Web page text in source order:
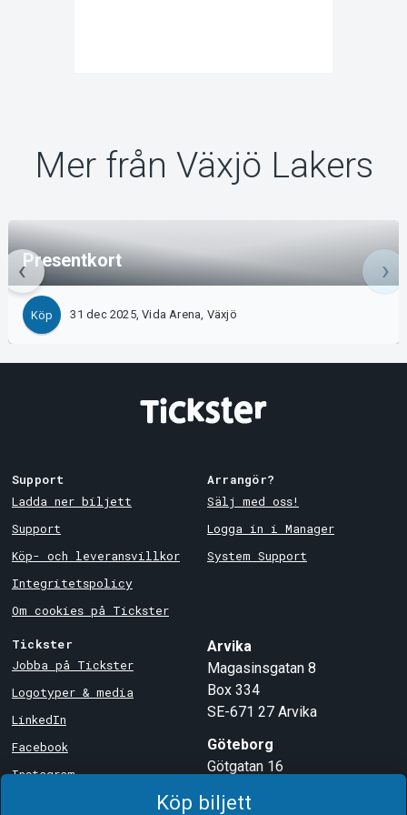
Köp biljett
Mer från Växjö Lakers
Presentkort
Köp 31 dec 2025, Vida Arena, Växjö
Support
Ladda ner biljett
Support
Köp- och leveransvillkor
Integritetspolicy
Om cookies på Tickster
Arrangör?
Sälj med oss!
Logga in i Manager
System Support
Tickster
Jobba på Tickster
Logotyper & media
LinkedIn
Facebook
Instagram
Arvika
Magasinsgatan 8
Box 334
SE-671 27 Arvika
Göteborg
Götgatan 16